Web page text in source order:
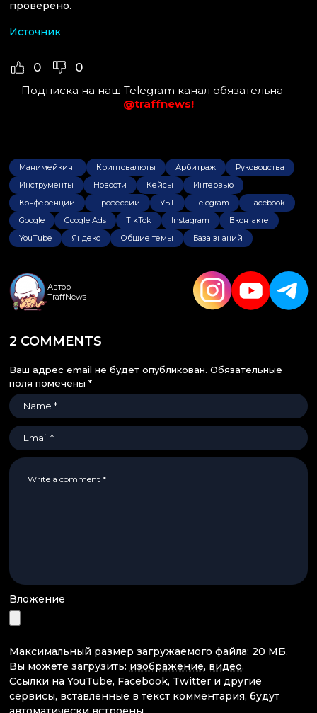
проверено.
Источник
0 0
Подписка на наш Telegram канал обязательна —
@traffnews!
Манимейкинг Криптовалюты Арбитраж
Руководства
Инструменты
Новости Кейсы
Интервью
Конференции
Профессии УБТ Telegram
Facebook
Google
Google Ads TikTok Instagram
Вконтакте
YouTube
Яндекс Общие темы База знаний
Автор
TraffNews
2 COMMENTS
Ваш адрес email не будет опубликован. Обязательные
поля помечены *
Вложение
Максимальный размер загружаемого файла: 20 МБ.
Вы можете загрузить: изображение, видео.
Ссылки на YouTube, Facebook, Twitter и другие
сервисы, вставленные в текст комментария, будут